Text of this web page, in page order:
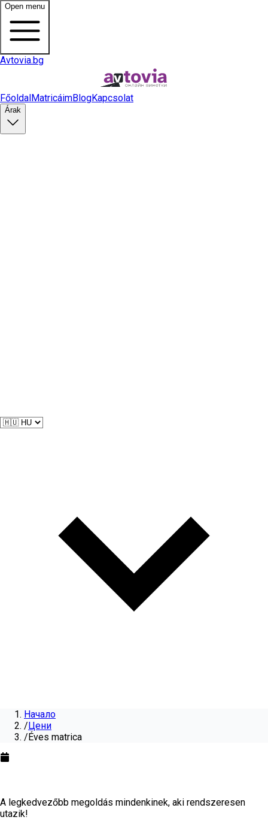
Open menu
Avtovia.bg
FőoldalMatricáimBlogKapcsolat
Árak
Начало
/Цени
/Éves matrica
A legkedvezőbb megoldás mindenkinek, aki rendszeresen
utazik!